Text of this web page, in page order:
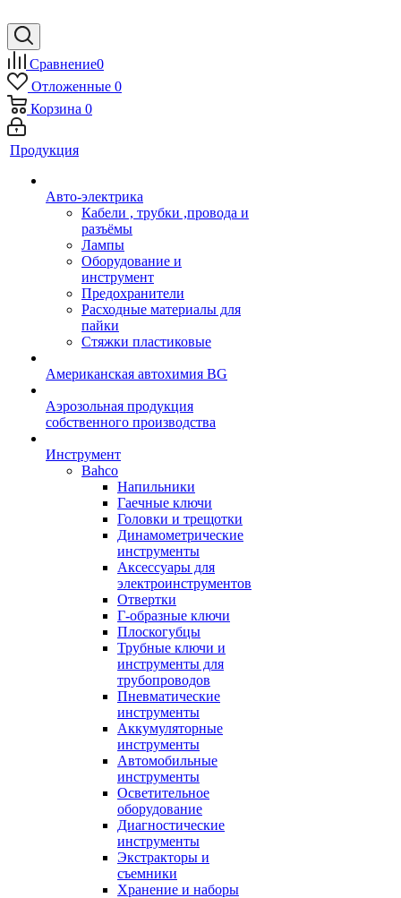
Сравнение0
Отложенные 0
Корзина 0
Продукция
Авто-электрика
Кабели , трубки ,провода и
разъёмы
Лампы
Оборудование и
инструмент
Предохранители
Расходные материалы для
пайки
Стяжки пластиковые
Американская автохимия BG
Аэрозольная продукция
собственного производства
Инструмент
Bahco
Напильники
Гаечные ключи
Головки и трещотки
Динамометрические
инструменты
Аксессуары для
электроинструментов
Отвертки
Г-образные ключи
Плоскогубцы
Трубные ключи и
инструменты для
трубопроводов
Пневматические
инструменты
Аккумуляторные
инструменты
Автомобильные
инструменты
Осветительное
оборудование
Диагностические
инструменты
Экстракторы и
съемники
Хранение и наборы